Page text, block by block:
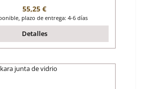
Precio normal:
55,25 €
plazo de entrega: 4-6 días
Detalles